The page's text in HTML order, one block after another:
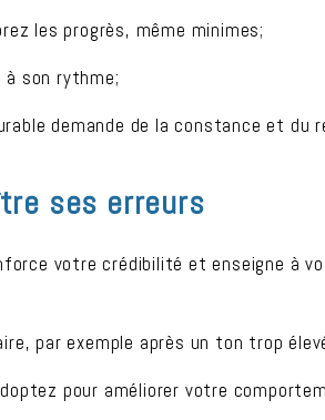
les progrès, même minimes;
son rythme;
demande de la constance et du
ses erreurs
votre crédibilité et enseigne à
par exemple après un ton trop
pour améliorer votre